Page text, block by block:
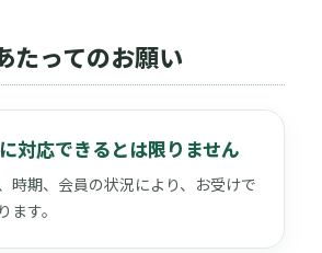
たってのお願い
対応できるとは限りません
時期、会員の状況により、お受けで
ます。